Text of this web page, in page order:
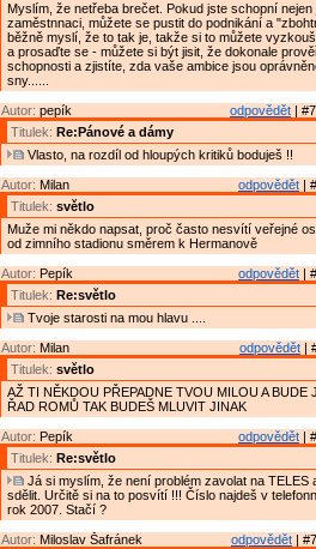
Myslím, že netřeba brečet. Pokud jste schopní nejen
zaměstnnaci, můžete se pustit do podnikání a
běžně myslí, že to tak je, takže si to můžete
a prosaďte se - můžete si být jisit, že dokonale
schopnosti a zjistíte, zda vaše ambice jsou
sny......
odpovědět |
Autor: pepík
Titulek: Re:Pánové a dámy
Vlasto, na rozdíl od hloupých kritiků boduješ !!
odpovědět |
Autor: Milan
Titulek: světlo
Muže mi někdo napsat, proč často nesvítí veřejné
od zimního stadionu směrem k Hermanově
odpovědět |
Autor: Pepík
Titulek: Re:světlo
Tvoje starosti na mou hlavu ....
odpovědět |
Autor: Milan
Titulek: světlo
AŽ TI NĚKDOU PŘEPADNE TVOU MILOU A BUDE
ŘAD ROMŮ TAK BUDEŠ MLUVIT JINAK
odpovědět |
Autor: Pepík
Titulek: Re:světlo
Já si myslím, že není problém zavolat na TELES
sdělit. Určitě si na to posvítí !!! Číslo najdeš v
rok 2007. Stačí ?
odpovědět |
Autor: Miloslav Šafránek